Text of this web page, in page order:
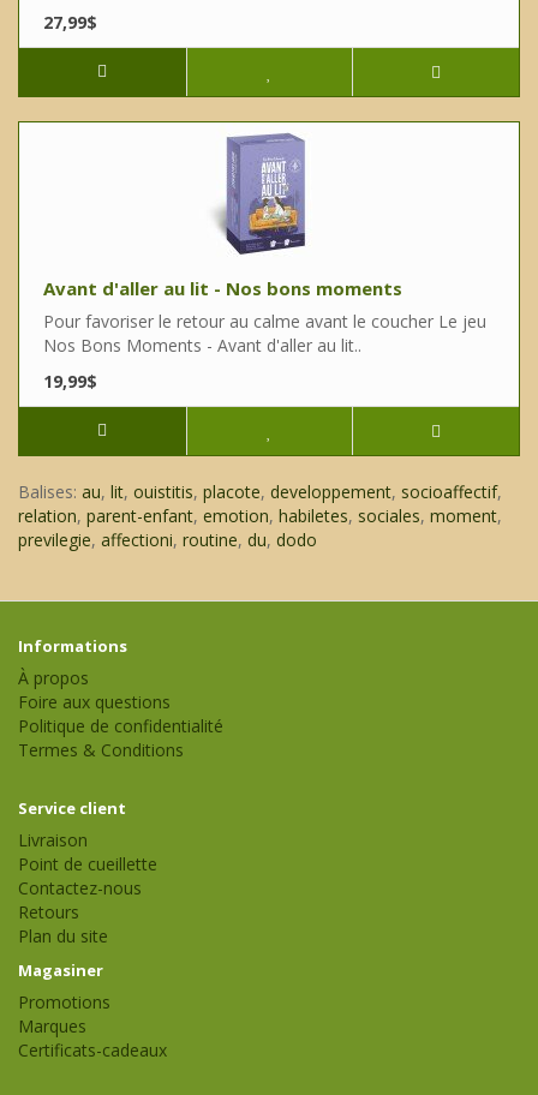
27,99$
Avant d'aller au lit - Nos bons moments
Pour favoriser le retour au calme avant le coucher Le jeu
Nos Bons Moments - Avant d'aller au lit..
19,99$
Balises: au, lit, ouistitis, placote, developpement, socioaffectif,
relation, parent-enfant, emotion, habiletes, sociales, moment,
previlegie, affectioni, routine, du, dodo
Informations
À propos
Foire aux questions
Politique de confidentialité
Termes & Conditions
Service client
Livraison
Point de cueillette
Contactez-nous
Retours
Plan du site
Magasiner
Promotions
Marques
Certificats-cadeaux